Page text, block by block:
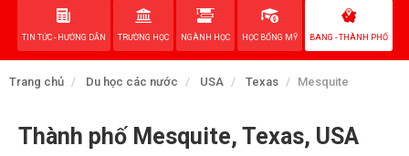
TIN TỨC - HƯỚNG DẪN TRƯỜNG HỌC NGÀNH HỌC HỌC BỔNG MỸ BANG - THÀNH PHỐ
Trang chủ Du học các nước USA Texas Mesquite
Thành phố Mesquite, Texas, USA
DỊCH VỤ
VỀ NAM PHONG